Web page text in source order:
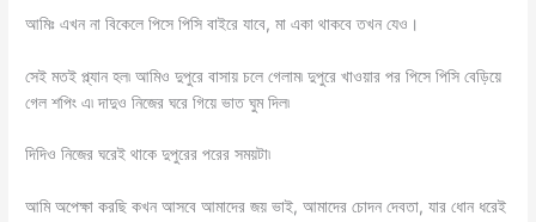
আমিঃ এখন না বিকেলে পিসে পিসি বাইরে যাবে, মা একা থাকবে তখন যেও।
সেই মতই প্ল্যান হল৷ আমিও দুপুরে বাসায় চলে গেলাম৷ দুপুরে খাওয়ার পর পিসে পিসি বেড়িয়ে
গেল শপিং এ৷ দাদুও নিজের ঘরে গিয়ে ভাত ঘুম দিল৷
দিদিও নিজের ঘরেই থাকে দুপুরের পরের সময়টা৷
আমি অপেক্ষা করছি কখন আসবে আমাদের জয় ভাই, আমাদের চোদন দেবতা, যার ধোন ধরেই